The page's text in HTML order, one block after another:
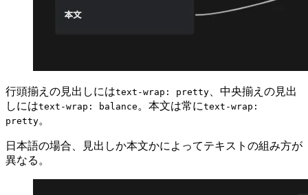
行頭揃えの見出しにはtext-wrap: pretty 、中央揃えの見出
しにはtext-wrap: balance 。本文は常にtext-wrap:
pretty。
日本語の場合、見出しか本文かによってテキストの組み方が
異なる。